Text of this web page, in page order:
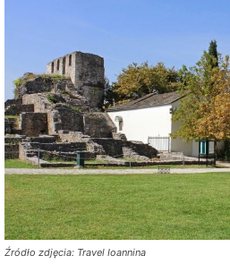
Źródło zdjęcia: Travel Ioannina